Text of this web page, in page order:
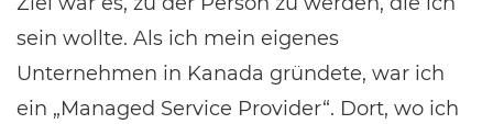
sein wollte. Als ich mein eigenes
Unternehmen in Kanada gründete, war ich
ein „Managed Service Provider“. Dort, wo ich